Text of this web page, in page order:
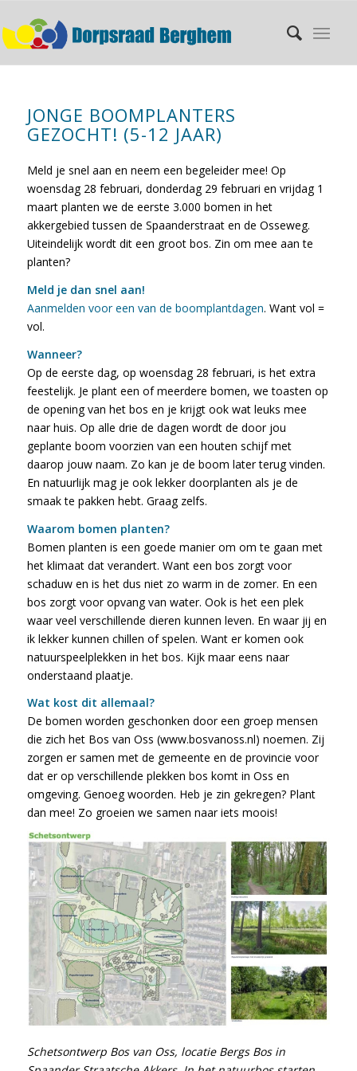
JONGE BOOMPLANTERS
GEZOCHT! (5-12 JAAR)
Meld je snel aan en neem een begeleider mee! Op
woensdag 28 februari, donderdag 29 februari en vrijdag 1
maart planten we de eerste 3.000 bomen in het
akkergebied tussen de Spaanderstraat en de Osseweg.
Uiteindelijk wordt dit een groot bos. Zin om mee aan te
planten?
Meld je dan snel aan!
Aanmelden voor een van de boomplantdagen. Want vol =
vol.
Wanneer?
Op de eerste dag, op woensdag 28 februari, is het extra
feestelijk. Je plant een of meerdere bomen, we toasten op
de opening van het bos en je krijgt ook wat leuks mee
naar huis. Op alle drie de dagen wordt de door jou
geplante boom voorzien van een houten schijf met
daarop jouw naam. Zo kan je de boom later terug vinden.
En natuurlijk mag je ook lekker doorplanten als je de
smaak te pakken hebt. Graag zelfs.
Waarom bomen planten?
Bomen planten is een goede manier om om te gaan met
het klimaat dat verandert. Want een bos zorgt voor
schaduw en is het dus niet zo warm in de zomer. En een
bos zorgt voor opvang van water. Ook is het een plek
waar veel verschillende dieren kunnen leven. En waar jij en
ik lekker kunnen chillen of spelen. Want er komen ook
natuurspeelplekken in het bos. Kijk maar eens naar
onderstaand plaatje.
Wat kost dit allemaal?
De bomen worden geschonken door een groep mensen
die zich het Bos van Oss (www.bosvanoss.nl) noemen. Zij
zorgen er samen met de gemeente en de provincie voor
dat er op verschillende plekken bos komt in Oss en
omgeving. Genoeg woorden. Heb je zin gekregen? Plant
dan mee! Zo groeien we samen naar iets moois!
Schetsontwerp Bos van Oss, locatie Bergs Bos in